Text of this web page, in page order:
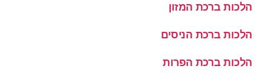
הלכות ברכת המזון
הלכות ברכת הניסים
הלכות ברכת הפרות